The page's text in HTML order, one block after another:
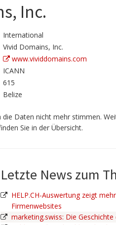
Inc.
International
Vivid Domains, Inc.
www.vividdomains.com
ICANN
615
Belize
die Daten nicht mehr stimmen.
Sie in der Übersicht.
Letzte News zum
HELP.CH-Auswertung zeigt
Firmenwebsites
marketing.swiss: Die